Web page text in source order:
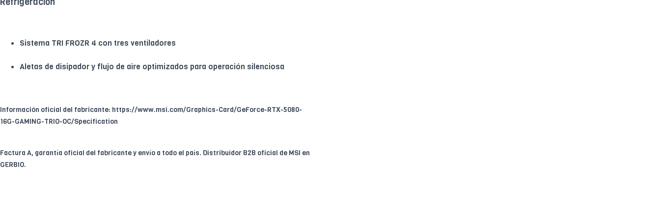
Sistema TRI FROZR 4 con tres ventiladores
Aletas de disipador y flujo de aire optimizados para operación silenciosa
Información oficial del fabricante: https://www.msi.com/Graphics-Card/GeForce-RTX-5080-
16G-GAMING-TRIO-OC/Specification
Factura A, garantía oficial del fabricante y envío a todo el país. Distribuidor B2B oficial de MSI en
GERBIO.